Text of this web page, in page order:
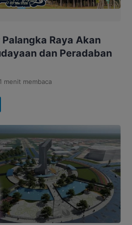
Raya Akan
dan Peradaban
1 menit membaca